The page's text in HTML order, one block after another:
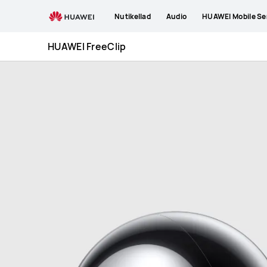
Nutikellad Audio HUAWEI Mobile
HUAWEI FreeClip